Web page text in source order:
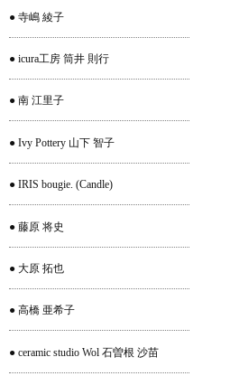
● 寺嶋 綾子
● icura工房 筒井 則行
● 南 江里子
● Ivy Pottery 山下 智子
● IRIS bougie. (Candle)
● 藤原 将史
● 大原 拓也
● 高橋 亜希子
● ceramic studio Wol 石曽根 沙苗